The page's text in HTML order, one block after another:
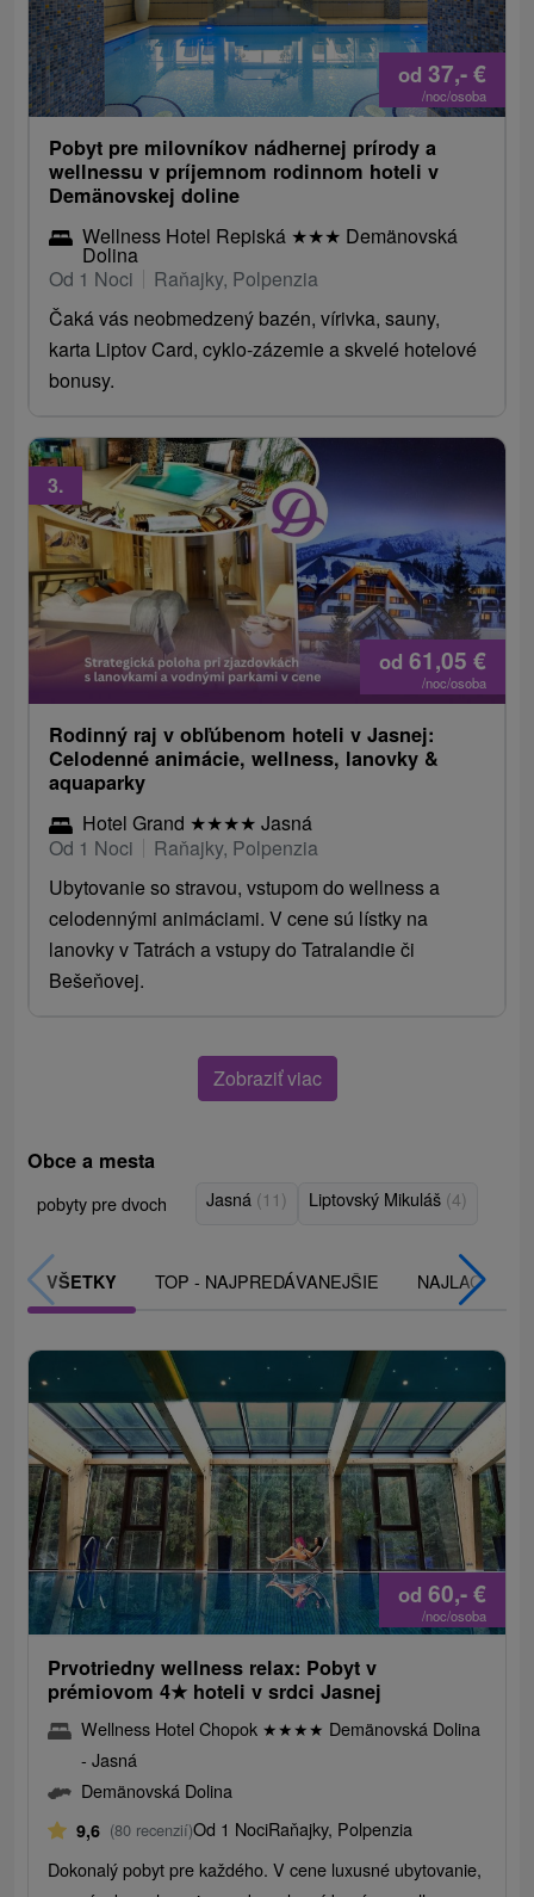
od 37,-€
/noc/osoba
Pobyt pre milovníkov nádhernej prírody a
wellnessu v príjemnom rodinnom hoteli v
Demänovskej doline
Wellness Hotel Repiská ★★★ Demänovská
Dolina
Od 1 Noci
Raňajky, Polpenzia
Čaká vás neobmedzený bazén, vírivka, sauny,
karta Liptov Card, cyklo-zázemie a skvelé hotelové
bonusy.
od 61,05 €
/noc/osoba
3.
Rodinný raj v obľúbenom hoteli v Jasnej:
Celodenné animácie, wellness, lanovky &
aquaparky
Hotel Grand ★★★★ Jasná
Od 1 Noci
Raňajky, Polpenzia
Ubytovanie so stravou, vstupom do wellness a
celodennými animáciami. V cene sú lístky na
lanovky v Tatrách a vstupy do Tatralandie či
Bešeňovej.
Zobraziť viac
Obce a mesta
pobyty pre dvoch Jasná (11) Liptovský Mikuláš (4)
VŠETKY TOP - NAJPREDÁVANEJŠIE
od 60,-€
/noc/osoba
Prvotriedny wellness relax: Pobyt v
prémiovom 4★ hoteli v srdci Jasnej
Wellness Hotel Chopok ★★★★ Demänovská Dolina
- Jasná
Demänovská Dolina
9,6 (80 recenzií)Od 1 NociRaňajky, Polpenzia
Dokonalý pobyt pre každého. V cene luxusné ubytovanie,